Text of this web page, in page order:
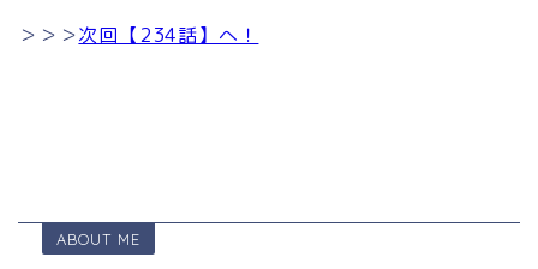
＞＞＞次回【234話】へ！
ABOUT ME